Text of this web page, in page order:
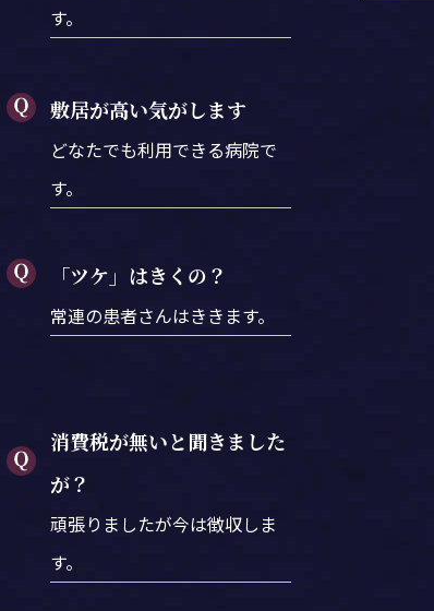
す。
敷居が高い気がします
どなたでも利用できる病院で
す。
「ツケ」はきくの？
常連の患者さんはききます。
消費税が無いと聞きました
が？
頑張りましたが今は徴収しま
す。